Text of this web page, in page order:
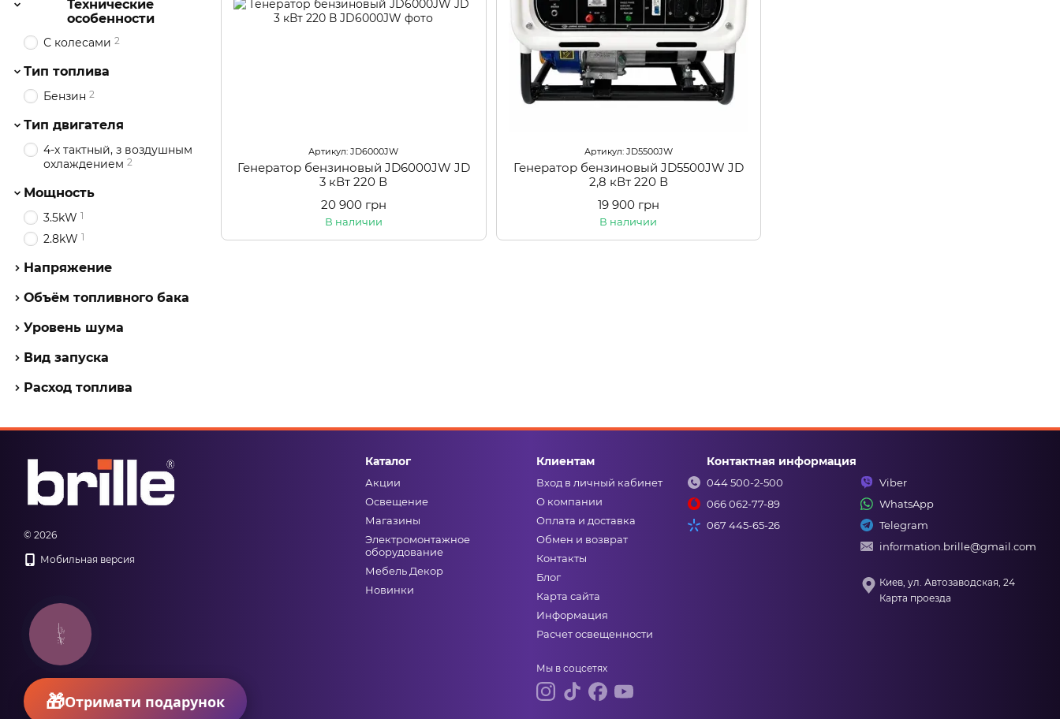
Артикул: JD6000JW
Генератор бензиновый JD6000JW JD
3 кВт 220 В
20 900 грн
В наличии
Артикул: JD5500JW
Генератор бензиновый JD5500JW JD
2,8 кВт 220 В
19 900 грн
В наличии
Технические
особенности
С колесами 2
Тип топлива
Бензин 2
Тип двигателя
4-х тактный, з воздушным
охлаждением 2
Мощность
3.5kW 1
2.8kW 1
Напряжение
Объём топливного бака
Уровень шума
Вид запуска
Расход топлива
© 2026
Мобильная версия
Каталог
Акции
Освещение
Магазины
Электромонтажное
оборудование
Мебель Декор
Новинки
Клиентам
Вход в личный кабинет
О компании
Оплата и доставка
Обмен и возврат
Контакты
Блог
Карта сайта
Информация
Расчет освещенности
Мы в соцсетях
Контактная информация
044 500-2-500
066 062-77-89
067 445-65-26
Viber
WhatsApp
Telegram
information.brille@gmail.com
Киев, ул. Автозаводская, 24
Карта проезда
КНОПКА
ЗВ'ЯЗКУ
Отримати подарунок